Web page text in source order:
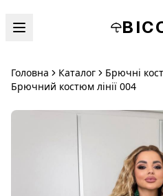
Головна Каталог
Брючні
Брючний костюм лінії 004